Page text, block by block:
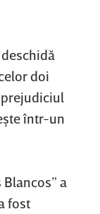
doi
într-un
a
fost